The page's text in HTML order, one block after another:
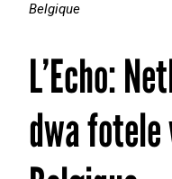
Belgique
L’Echo:
dwa fotele